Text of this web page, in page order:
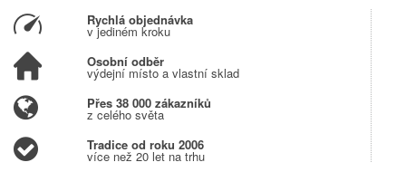
Rychlá objednávka
v jediném kroku
Osobní odběr
výdejní místo a vlastní sklad
Přes 38 000 zákazníků
z celého světa
Tradice od roku 2006
více než 20 let na trhu